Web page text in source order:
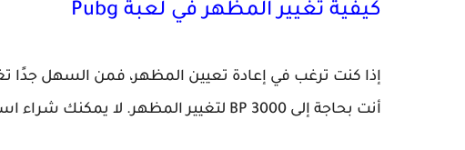
كيفية تغيير المظهر في لعبة Pubg
إذا كنت ترغب في إعادة تعيين المظهر، فمن السهل
أنت بحاجة إلى 3000 BP لتغيير المظهر. لا يمكنك شراء اسم تغيير BP PUBG